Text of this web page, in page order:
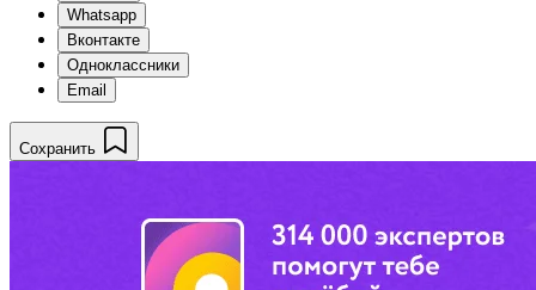
Whatsapp
Вконтакте
Одноклассники
Email
Сохранить